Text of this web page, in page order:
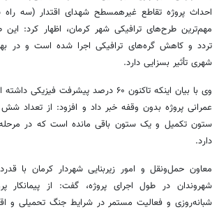
احداث پروژه تقاطع غیرهمسطح شهدای اقتدار (سه راه
مهم‌ترین طرح‌های ترافیکی شهر کرمان، اظهار کرد:
تردد و کاهش گره‌های ترافیکی اجرا شده است و در
شهری تأثیر بسزایی دارد.
وی با بیان اینکه تاکنون ۶۰ درصد پیشرفت
عمرانی پروژه بدون وقفه خبر داد و افزود: از تعداد
ستون تکمیل و یک ستون باقی مانده است که در مرحله
دارد.
معاون حمل‌ونقل و امور زیربنایی شهردار کرمان با
شهروندان در طول اجرای پروژه، گفت: از پیمانکار
شبانه‌روزی و فعالیت مستمر در شرایط جنگ تحمیلی و